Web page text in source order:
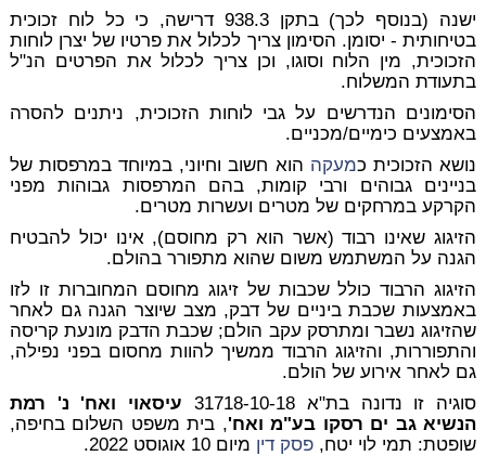
ישנה (בנוסף לכך) בתקן 938.3 דרישה, כי כל לוח זכוכית
בטיחותית - יסומן. הסימון צריך לכלול את פרטיו של יצרן לוחות
הזכוכית, מין הלוח וסוגו, וכן צריך לכלול את הפרטים הנ"ל
בתעודת המשלוח.
הסימונים הנדרשים על גבי לוחות הזכוכית, ניתנים להסרה
באמצעים כימיים/מכניים.
נושא הזכוכית כמעקה הוא חשוב וחיוני, במיוחד במרפסות של
בניינים גבוהים ורבי קומות, בהם המרפסות גבוהות מפני
הקרקע במרחקים של מטרים ועשרות מטרים.
הזיגוג שאינו רבוד (אשר הוא רק מחוסם), אינו יכול להבטיח
הגנה על המשתמש משום שהוא מתפורר בהולם.
הזיגוג הרבוד כולל שכבות של זיגוג מחוסם המחוברות זו לזו
באמצעות שכבת ביניים של דבק, מצב שיוצר הגנה גם לאחר
שהזיגוג נשבר ומתרסק עקב הולם; שכבת הדבק מונעת קריסה
והתפוררות, והזיגוג הרבוד ממשיך להוות מחסום בפני נפילה,
גם לאחר אירוע של הולם.
סוגיה זו נדונה בת"א 31718-10-18
עיסאוי ואח' נ' רמת
הנשיא גב ים רסקו בע"מ ואח', בית משפט השלום בחיפה,
שופטת: תמי לוי יטח, פסק דין מיום 10 אוגוסט 2022.